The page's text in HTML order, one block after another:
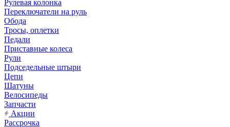
Рулевая колонка
Переключатели на руль
Обода
Тросы, оплетки
Педали
Приставные колеса
Рули
Подседельные штыри
Цепи
Шатуны
Велосипеды
Запчасти
Акции
Рассрочка